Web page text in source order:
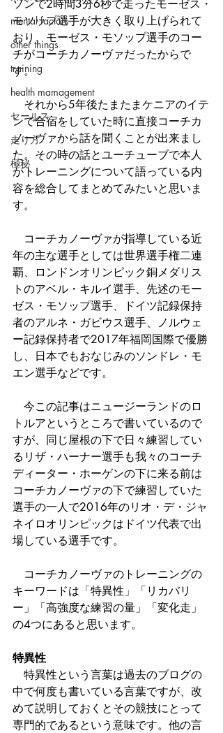
mental factors
other things
training
health mamagement
セールス
走り方
極秘
ソンで2時間3分6秒で走ったモーゼス・
モソップ選手が大きく取り上げられて
おり、モーゼス・モソップ選手のコー
チがコーチカノーヴァだったからで
す。
それから5年後たまたまケニアのイテ
ンで合宿をしていた時に直接コーチカ
ノーヴァから話を聞くことが出来まし
た。その時の話とユーチューブで本人
がトレーニングについて語っている内
容を総合してまとめてみたいと思いま
す。
コーチカノーヴァが指導している近
年の主な選手としては世界選手権二連
覇、ロンドンオリンピック銅メダリス
トのアベル・キルイ選手、先述のモー
ゼス・モソップ選手、ドイツ記録保持
者のアルネ・ガビウス選手、ノルウェ
ー記録保持者で2017年福岡国際で優勝
し、日本でもおなじみのソンドレ・モ
エン選手などです。
今この記事はニュージーランドのロ
トルアというところで書いているので
すが、同じ屋根の下で日々練習してい
るリザ・ハーナー選手も我々のコーチ
ディーター・ホーゲンの下に来る前は
コーチカノーヴァの下で練習していた
選手の一人で2016年のリオ・デ・ジャ
ネイロオリンピックはドイツ代表で出
場している選手です。
コーチカノーヴァのトレーニングの
キーワードは「特異性」「リカバリ
ー」「高強度な練習の量」「変化走」
の4つにあると思います。
特異性
特異性という言葉は過去のブログの
中で何度も書いている言葉ですが、改
めて説明しておくとその競技にとって
専門的であるという意味です。他の言